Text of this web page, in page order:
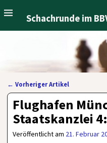
Schachrunde im
Artikelnavigation
← Vorheriger Artikel
Flughafen
Staatskanzlei
Veröffentlicht am 21. Februar